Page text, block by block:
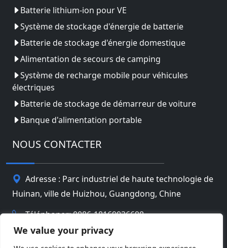
We value your privacy
Batterie lithium-ion pour VE
Système de stockage d'énergie de batterie
Batterie de stockage d'énergie domestique
Alimentation de secours de camping
Système de recharge mobile pour véhicules
électriques
Batterie de stockage de démarreur de voiture
Banque d'alimentation portable
NOUS CONTACTER
Adresse : Parc industriel de haute technologie de
Huinan, ville de Huizhou, Guangdong, Chine
Téléphoner: 0086-18169936698
info@jbbatterychina.com